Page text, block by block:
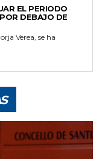
EL PERIODO
DEBAJO DE
Verea, se ha